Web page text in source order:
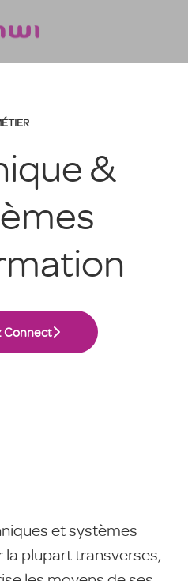
&
Connect
et systèmes
la plupart transverses,